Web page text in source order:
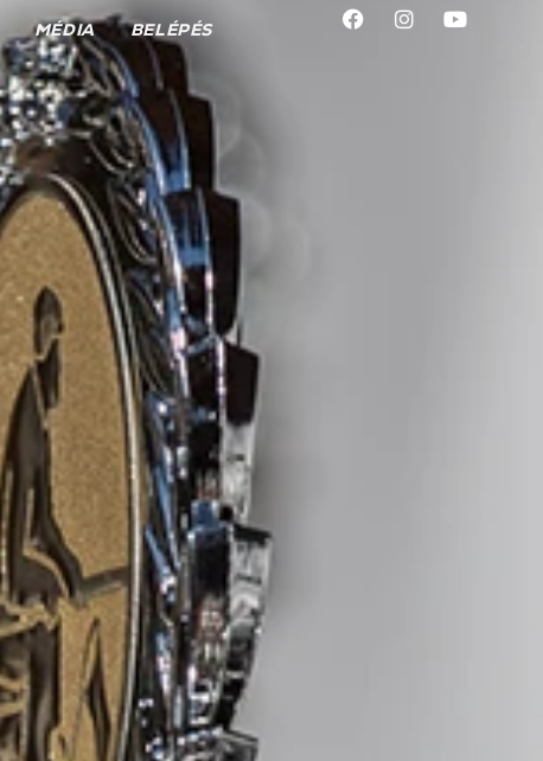
MÉDIA BELÉPÉS